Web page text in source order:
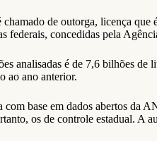
chamado de outorga, licença
federais, concedidas pela
analisadas é de 7,6 bilhões
ao ano anterior.
base em dados abertos da
os de controle estadual. A